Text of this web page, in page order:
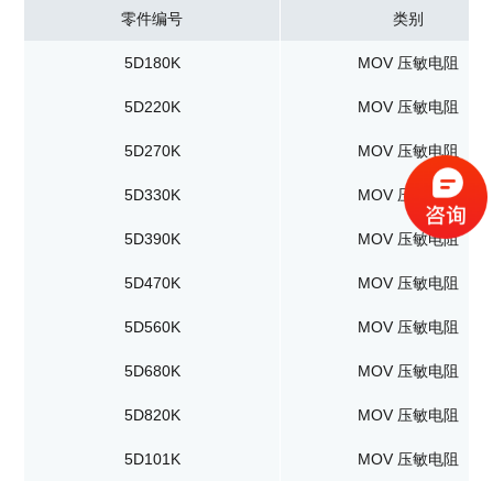
零件编号 类别
5D180K MOV 压敏电阻
5D220K MOV 压敏电阻
5D270K MOV 压敏电阻
5D330K MOV 压敏电阻
5D390K MOV 压敏电阻
5D470K MOV 压敏电阻
5D560K MOV 压敏电阻
5D680K MOV 压敏电阻
5D820K MOV 压敏电阻
5D101K MOV 压敏电阻